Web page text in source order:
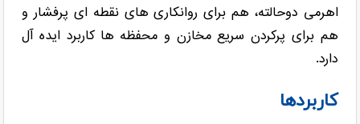
اهرمی دوحالته، هم برای روانکاری های نقطه ای پرفشار و
هم برای پرکردن سریع مخازن و محفظه ها کاربرد ایده آل
دارد.
کاربردها